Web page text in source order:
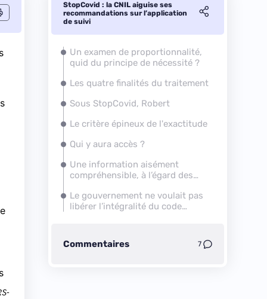
StopCovid : la CNIL aiguise ses
recommandations sur l’application
de suivi
Un examen de proportionnalité,
quid du principe de nécessité ?
Les quatre finalités du traitement
Sous StopCovid, Robert
Le critère épineux de l'exactitude
Qui y aura accès ?
Une information aisément
compréhensible, à l’égard des
Le gouvernement ne voulait pas
libérer l’intégralité du code
Commentaires 7